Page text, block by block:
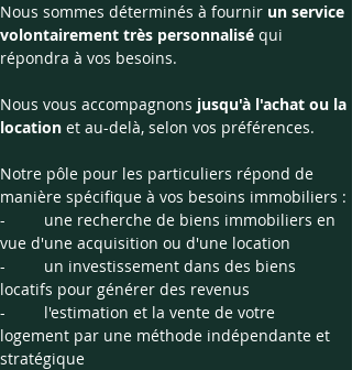
Nous sommes déterminés à fournir un service
volontairement très personnalisé qui
répondra à vos besoins.
Nous vous accompagnons jusqu'à l'achat ou la
location et au-delà, selon vos préférences.
Notre pôle pour les particuliers répond de
manière spécifique à vos besoins immobiliers :
- 	une recherche de biens immobiliers en
vue d'une acquisition ou d'une location
- 	un investissement dans des biens
locatifs pour générer des revenus
- 	l'estimation et la vente de votre
logement par une méthode indépendante et
stratégique